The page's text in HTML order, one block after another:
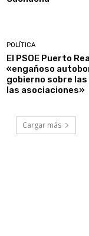
POLÍTICA
El PSOE Puerto
«engañoso
gobierno sobre
las asociaciones»
Cargar más